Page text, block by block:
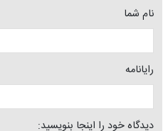
نام شما
رایانامه
دیدگاه خود را اینجا بنویسید: